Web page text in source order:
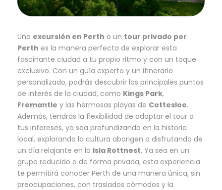
Una excursión en Perth o un tour privado por
Perth es la manera perfecta de explorar esta
fascinante ciudad a tu propio ritmo y con un toque
exclusivo. Con un guía experto y un itinerario
personalizado, podrás descubrir los principales puntos
de interés de la ciudad, como Kings Park,
Fremantle y las hermosas playas de Cottesloe.
Además, tendrás la flexibilidad de adaptar el tour a
tus intereses, ya sea profundizando en la historia
local, explorando la cultura aborigen o disfrutando de
un día relajante en la Isla Rottnest. Ya sea en un
grupo reducido o de forma privada, esta experiencia
te permitirá conocer Perth de una manera única, sin
preocupaciones, con traslados cómodos y la